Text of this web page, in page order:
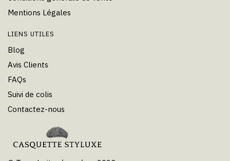
Mentions Légales
LIENS UTILES
Blog
Avis Clients
FAQs
Suivi de colis
Contactez-nous